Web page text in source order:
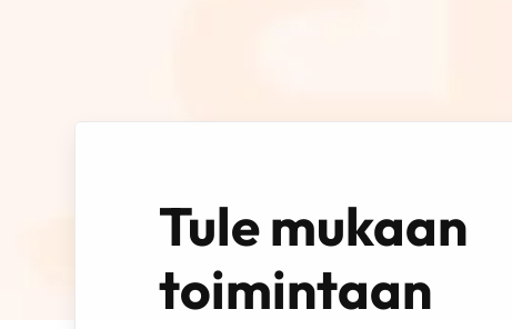
Tule mukaan
toimintaan